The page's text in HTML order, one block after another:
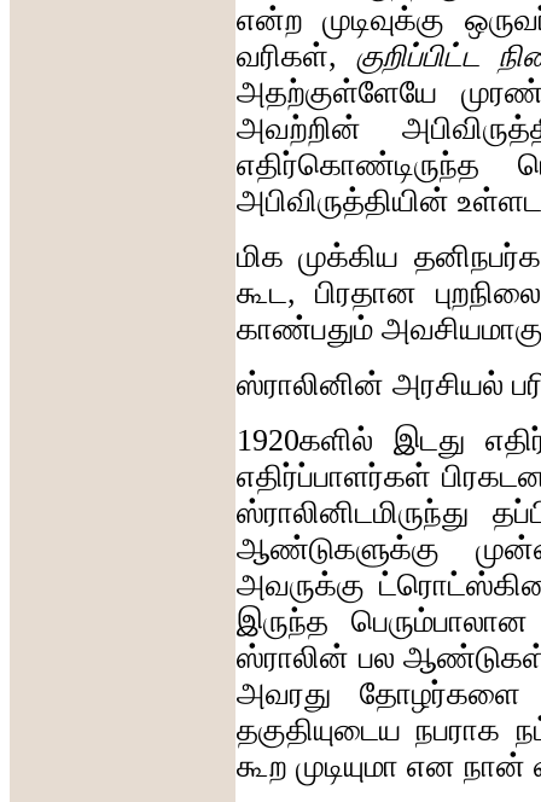
என்ற முடிவுக்கு
வரிகள், குறிப்பிட்ட
அதற்குள்ளேயே
அவற்றின்
எதிர்கொண்டிருந்த
அபிவிருத்தியின்
மிக முக்கிய
கூட, பிரதான
காண்பதும்
ஸ்ராலினின் அரசியல்
1920களில் இடது
எதிர்ப்பாளர்கள்
ஸ்ராலினிடமிருந்து
ஆண்டுகளுக்கு
அவருக்கு
இருந்த
பெரும்பாலான
ஸ்ராலின் பல
அவரது
தோழர்களை
தகுதியுடைய நபராக
கூற முடியுமா என நான்